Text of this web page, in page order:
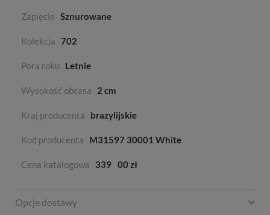
Zapięcie Sznurowane
Kolekcja 702
Pora roku Letnie
Wysokość obcasa 2 cm
Kraj producenta brazylijskie
Kod producenta M31597 30001 White
Cena katalogowa 339 00 zł
Opcje dostawy